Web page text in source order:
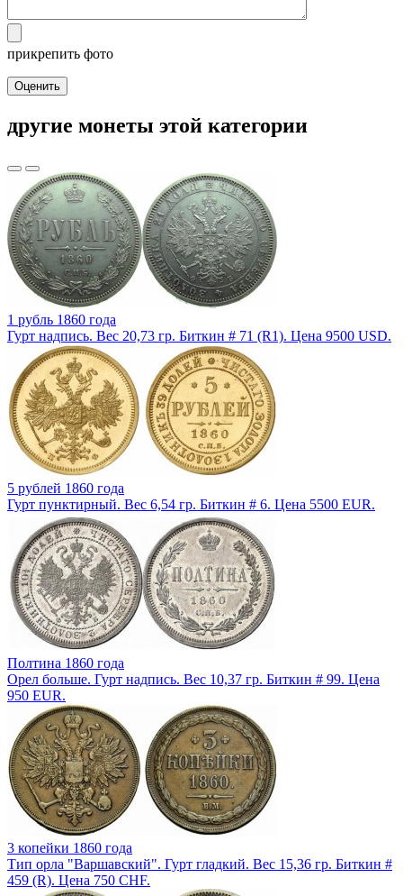
прикрепить фото
Оценить
другие монеты этой категории
1 рубль 1860 года
Гурт надпись. Вес 20,73 гр. Биткин # 71 (R1). Цена 9500 USD.
5 рублей 1860 года
Гурт пунктирный. Вес 6,54 гр. Биткин # 6. Цена 5500 EUR.
Полтина 1860 года
Орел больше. Гурт надпись. Вес 10,37 гр. Биткин # 99. Цена
950 EUR.
3 копейки 1860 года
Тип орла "Варшавский". Гурт гладкий. Вес 15,36 гр. Биткин #
459 (R). Цена 750 CHF.